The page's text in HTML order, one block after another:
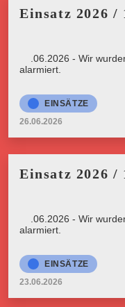
Einsatz 2026 /
26.06.2026 - Wir
alarmiert.
EINSÄTZE
26.06.2026
Einsatz 2026 /
23.06.2026 - Wir
alarmiert.
EINSÄTZE
23.06.2026